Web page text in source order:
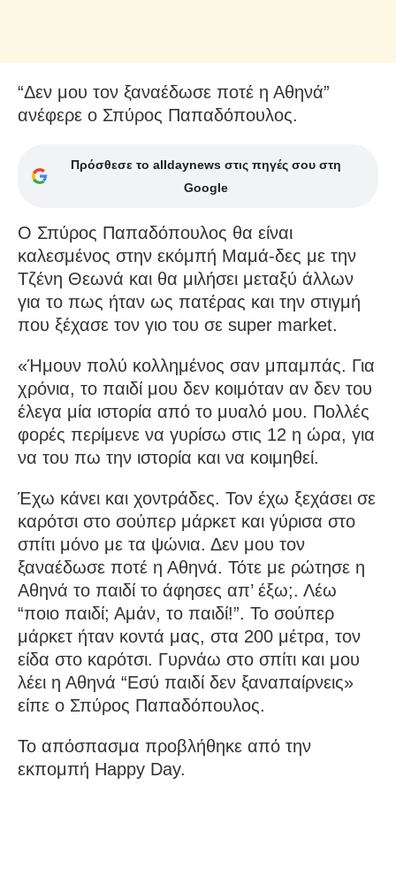
“Δεν μου τον ξαναέδωσε ποτέ η Αθηνά”
ανέφερε ο Σπύρος Παπαδόπουλος.
Πρόσθεσε το alldaynews στις πηγές σου στη
Google
Ο Σπύρος Παπαδόπουλος θα είναι
καλεσμένος στην εκόμπή Μαμά-δες με την
Τζένη Θεωνά και θα μιλήσει μεταξύ άλλων
για το πως ήταν ως πατέρας και την στιγμή
που ξέχασε τον γιο του σε super market.
«Ήμουν πολύ κολλημένος σαν μπαμπάς. Για
χρόνια, το παιδί μου δεν κοιμόταν αν δεν του
έλεγα μία ιστορία από το μυαλό μου. Πολλές
φορές περίμενε να γυρίσω στις 12 η ώρα, για
να του πω την ιστορία και να κοιμηθεί.
Έχω κάνει και χοντράδες. Τον έχω ξεχάσει σε
καρότσι στο σούπερ μάρκετ και γύρισα στο
σπίτι μόνο με τα ψώνια. Δεν μου τον
ξαναέδωσε ποτέ η Αθηνά. Τότε με ρώτησε η
Αθηνά το παιδί το άφησες απ’ έξω;. Λέω
“ποιο παιδί; Αμάν, το παιδί!”. Το σούπερ
μάρκετ ήταν κοντά μας, στα 200 μέτρα, τον
είδα στο καρότσι. Γυρνάω στο σπίτι και μου
λέει η Αθηνά “Εσύ παιδί δεν ξαναπαίρνεις»
είπε ο Σπύρος Παπαδόπουλος.
Το απόσπασμα προβλήθηκε από την
εκπομπή Happy Day.